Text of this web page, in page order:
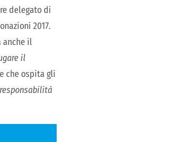
delegato di
2017.
anche il
il
che ospita gli